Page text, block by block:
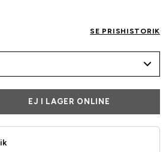
SE PRISHISTORIK
EJ I LAGER ONLINE